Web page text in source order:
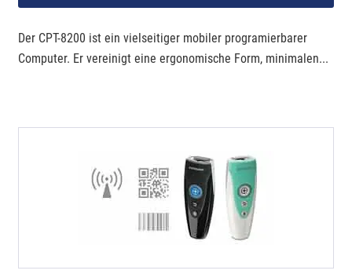
Der CPT-8200 ist ein vielseitiger mobiler programierbarer
Computer. Er vereinigt eine ergonomische Form, minimalen...